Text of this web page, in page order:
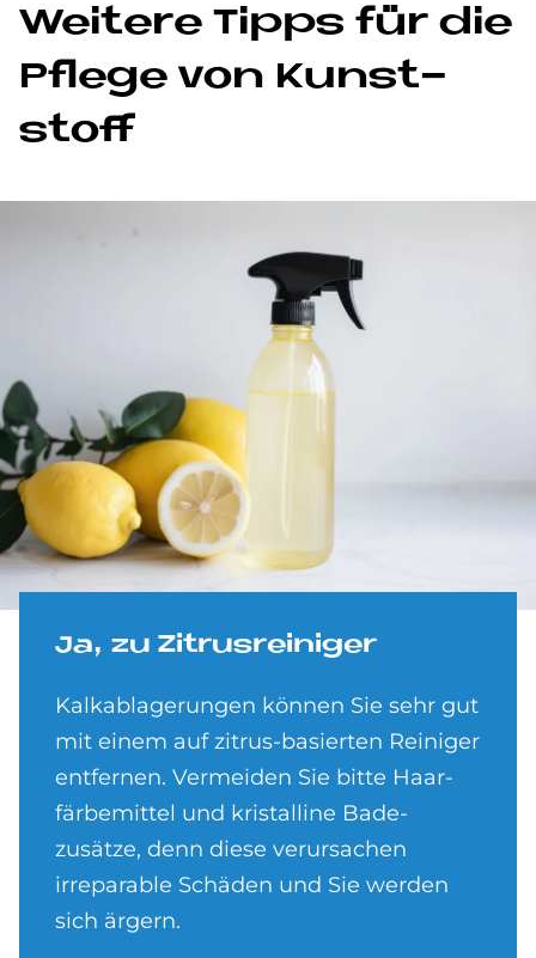
Wei­te­re Tipps für die
Pfle­ge von Kunst­
stoff
Ja, zu Zi­trus­rei­ni­ger
Kalkablagerungen können Sie sehr gut
mit einem auf zitrus-basierten Reiniger
ent­fernen. Ver­meiden Sie bitte Haar­
färbe­mittel und kristalline Bade­
zusätze, denn diese ver­ursachen
irreparable Schäden und Sie wer­den
sich ärgern.